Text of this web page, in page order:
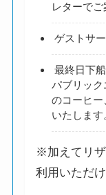
レターでご
ゲストサ
最終日下
パブリッ
のコーヒー
いたします
※加えてリ
利用いただけ